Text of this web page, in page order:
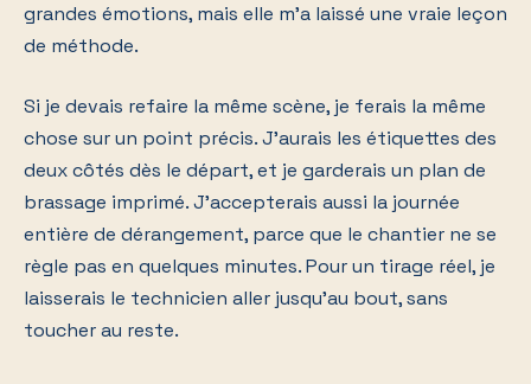
grandes émotions, mais elle m'a laissé une vraie leçon
de méthode.
Si je devais refaire la même scène, je ferais la même
chose sur un point précis. J'aurais les étiquettes des
deux côtés dès le départ, et je garderais un plan de
brassage imprimé. J'accepterais aussi la journée
entière de dérangement, parce que le chantier ne se
règle pas en quelques minutes. Pour un tirage réel, je
laisserais le technicien aller jusqu'au bout, sans
toucher au reste.